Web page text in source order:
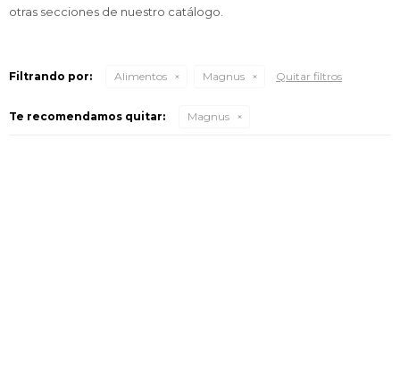
otras secciones de nuestro catálogo.
Filtrando por: Alimentos Magnus Quitar filtros
Te recomendamos quitar: Magnus